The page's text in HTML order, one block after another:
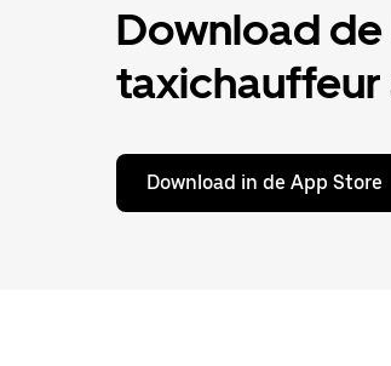
Download
taxichauffeur
Download in de App Store